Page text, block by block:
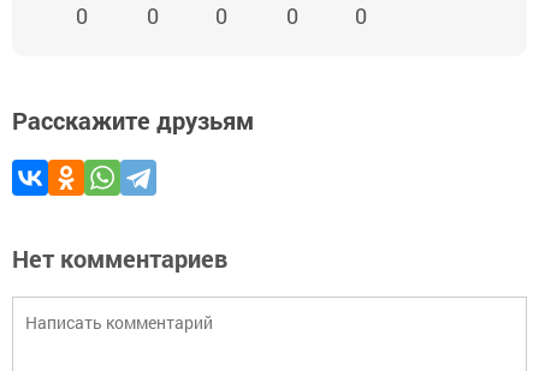
0 0 0 0 0
Расскажите друзьям
Нет комментариев